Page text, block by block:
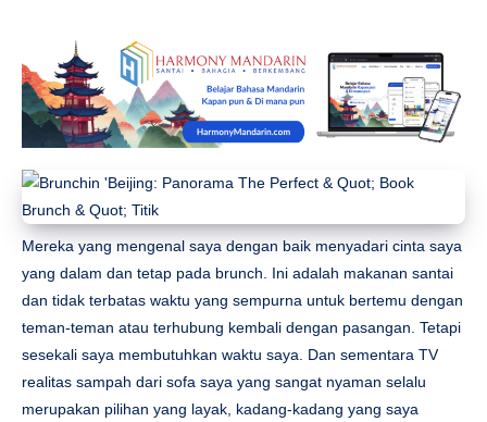
Mereka yang mengenal saya dengan baik menyadari cinta saya
yang dalam dan tetap pada brunch. Ini adalah makanan santai
dan tidak terbatas waktu yang sempurna untuk bertemu dengan
teman-teman atau terhubung kembali dengan pasangan. Tetapi
sesekali saya membutuhkan waktu saya. Dan sementara TV
realitas sampah dari sofa saya yang sangat nyaman selalu
merupakan pilihan yang layak, kadang-kadang yang saya